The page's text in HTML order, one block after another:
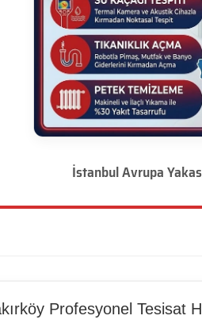
İstanbul Avrupa
Profesyonel Tesisat